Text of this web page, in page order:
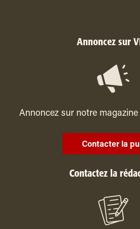
Annoncez sur
Annoncez sur notre
Contacter la
Contactez la